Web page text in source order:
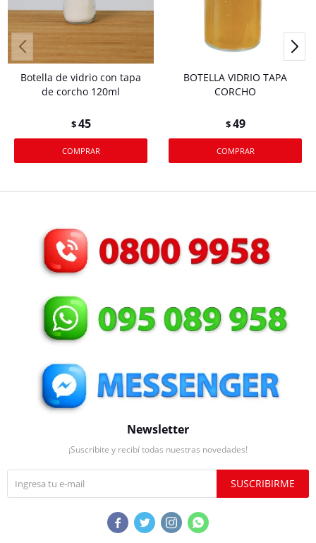
Botella de vidrio con tapa
de corcho 120ml
$45
BOTELLA VIDRIO TAPA
CORCHO
$49
Newsletter
¡Suscribite y recibí todas nuestras novedades!
SUSCRIBIRME
   